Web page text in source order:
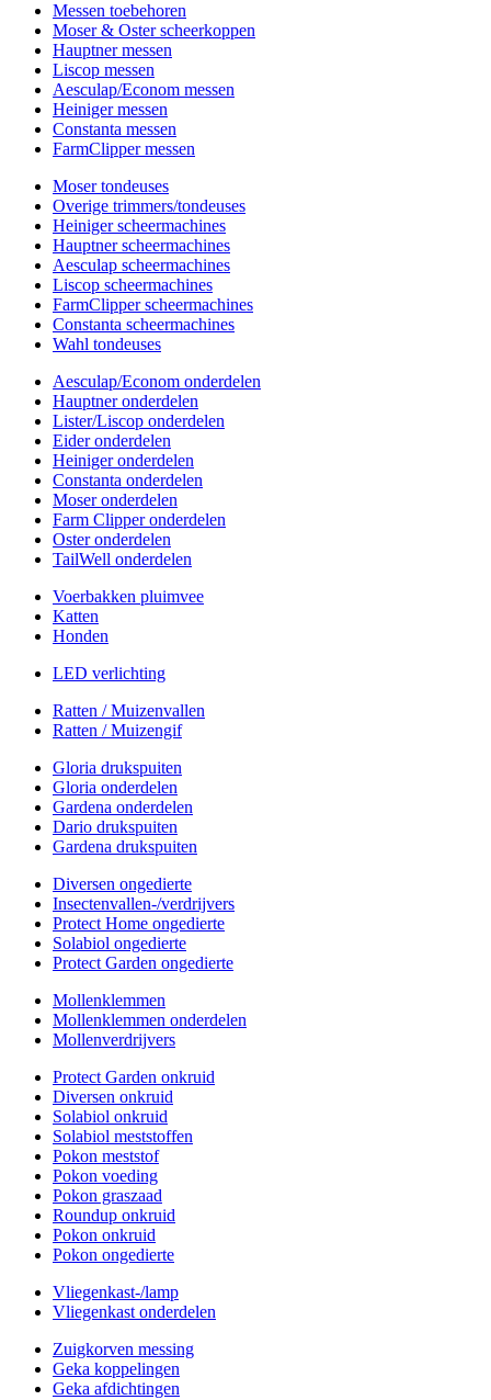
Messen toebehoren
Moser & Oster scheerkoppen
Hauptner messen
Liscop messen
Aesculap/Econom messen
Heiniger messen
Constanta messen
FarmClipper messen
Moser tondeuses
Overige trimmers/tondeuses
Heiniger scheermachines
Hauptner scheermachines
Aesculap scheermachines
Liscop scheermachines
FarmClipper scheermachines
Constanta scheermachines
Wahl tondeuses
Aesculap/Econom onderdelen
Hauptner onderdelen
Lister/Liscop onderdelen
Eider onderdelen
Heiniger onderdelen
Constanta onderdelen
Moser onderdelen
Farm Clipper onderdelen
Oster onderdelen
TailWell onderdelen
Voerbakken pluimvee
Katten
Honden
LED verlichting
Ratten / Muizenvallen
Ratten / Muizengif
Gloria drukspuiten
Gloria onderdelen
Gardena onderdelen
Dario drukspuiten
Gardena drukspuiten
Diversen ongedierte
Insectenvallen-/verdrijvers
Protect Home ongedierte
Solabiol ongedierte
Protect Garden ongedierte
Mollenklemmen
Mollenklemmen onderdelen
Mollenverdrijvers
Protect Garden onkruid
Diversen onkruid
Solabiol onkruid
Solabiol meststoffen
Pokon meststof
Pokon voeding
Pokon graszaad
Roundup onkruid
Pokon onkruid
Pokon ongedierte
Vliegenkast-/lamp
Vliegenkast onderdelen
Zuigkorven messing
Geka koppelingen
Geka afdichtingen